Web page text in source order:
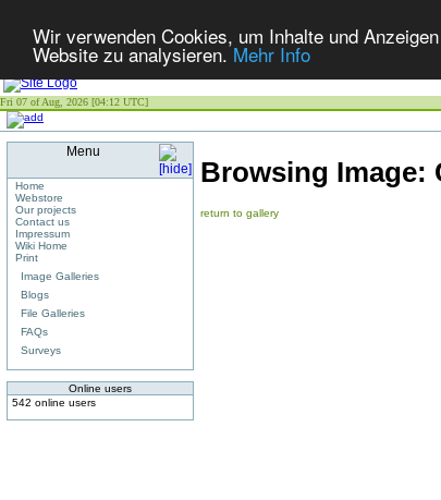
Wir verwenden Cookies, um Inhalte und
Website zu analysieren.Mehr Info
Fri 07 of Aug, 2026 [04:12 UTC]
Menu
Home
Webstore
Our projects
Contact us
Impressum
Wiki Home
Print
Image Galleries
Blogs
File Galleries
FAQs
Surveys
Online users
542 online users
Browsing Image:
return to gallery